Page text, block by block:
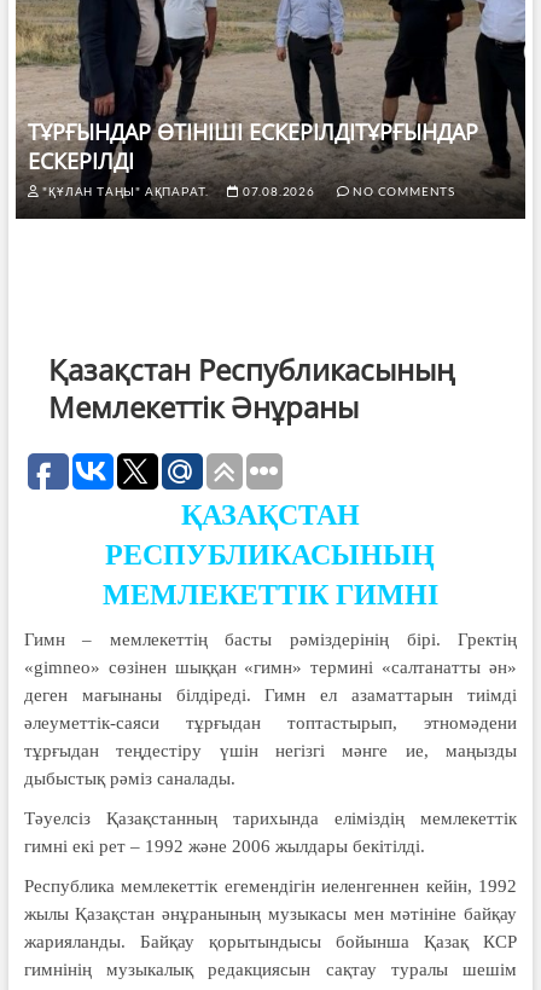
ТҰРҒЫНДАР ӨТІНІШІ ЕСКЕРІЛДІТҰРҒЫНДАР
ЕСКЕРІЛДІ
"ҚҰЛАН ТАҢЫ" АҚПАРАТ. 07.08.2026 NO COMMENTS
Қазақстан Республикасының
Мемлекеттік Әнұраны
ҚАЗАҚСТАН
РЕСПУБЛИКАСЫНЫҢ
МЕМЛЕКЕТТІК ГИМНІ
Гимн – мемлекеттің басты рәміздерінің бірі. Гректің
«gimneo» сөзінен шыққан «гимн» термині «салтанатты ән»
деген мағынаны білдіреді. Гимн ел азаматтарын тиімді
әлеуметтік-саяси тұрғыдан топтастырып, этномәдени
тұрғыдан теңдестіру үшін негізгі мәнге ие, маңызды
дыбыстық рәміз саналады.
Тәуелсіз Қазақстанның тарихында еліміздің мемлекеттік
гимні екі рет – 1992 және 2006 жылдары бекітілді.
Республика мемлекеттік егемендігін иеленгеннен кейін, 1992
жылы Қазақстан әнұранының музыкасы мен мәтініне байқау
жарияланды. Байқау қорытындысы бойынша Қазақ КСР
гимнінің музыкалық редакциясын сақтау туралы шешім